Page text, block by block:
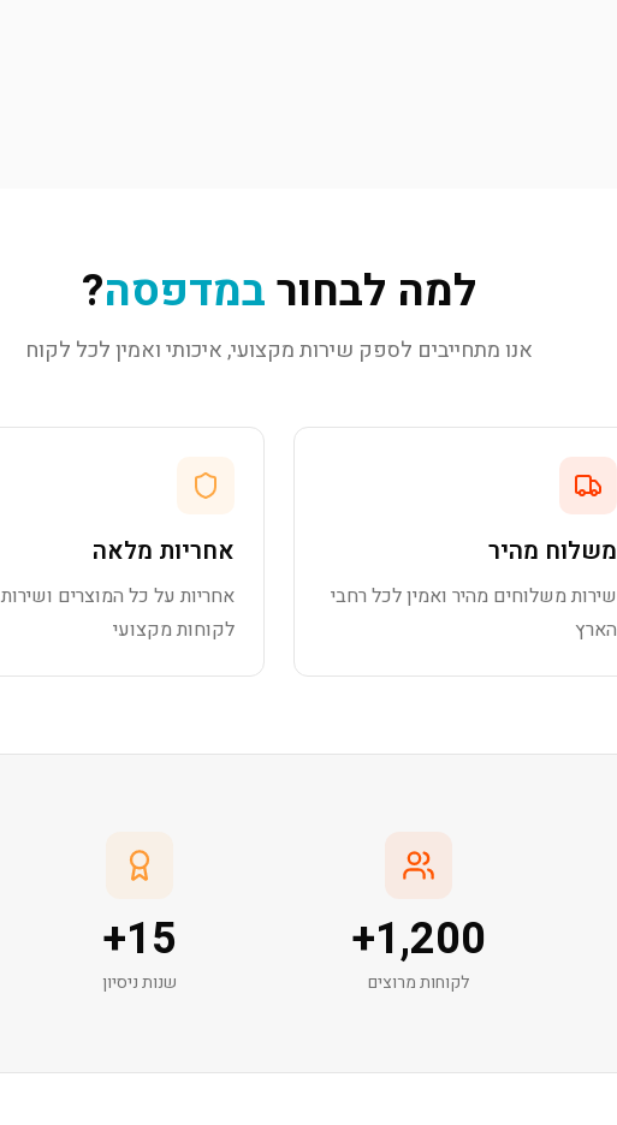
למה לבחורבמדפסה?
אנו מתחייבים לספק שירות מקצועי, איכותי ואמין לכל לקוח
משלוח מהיר
שירות משלוחים מהיר ואמין לכל רחבי
הארץ
אחריות מלאה
אחריות על כל המוצרים ושירות
לקוחות מקצועי
1,200
+
לקוחות מרוצים
15
+
שנות ניסיון